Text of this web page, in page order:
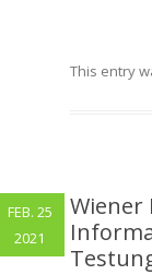
This entry
Wiener
FEB. 25
2021